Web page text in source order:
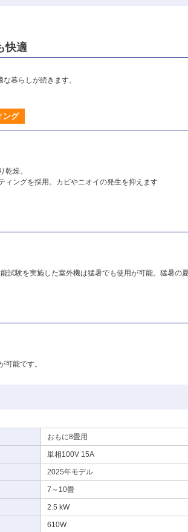
快適
暮らしが続きます。
ング
乾燥。
ィングを採用。カビやニオイの発生を抑えます
験を実施した室外機は猛暑でも使用が可能。猛暑の
可能です。
おもに8畳用
単相100V 15A
2025年モデル
7～10畳
2.5 kW
610W